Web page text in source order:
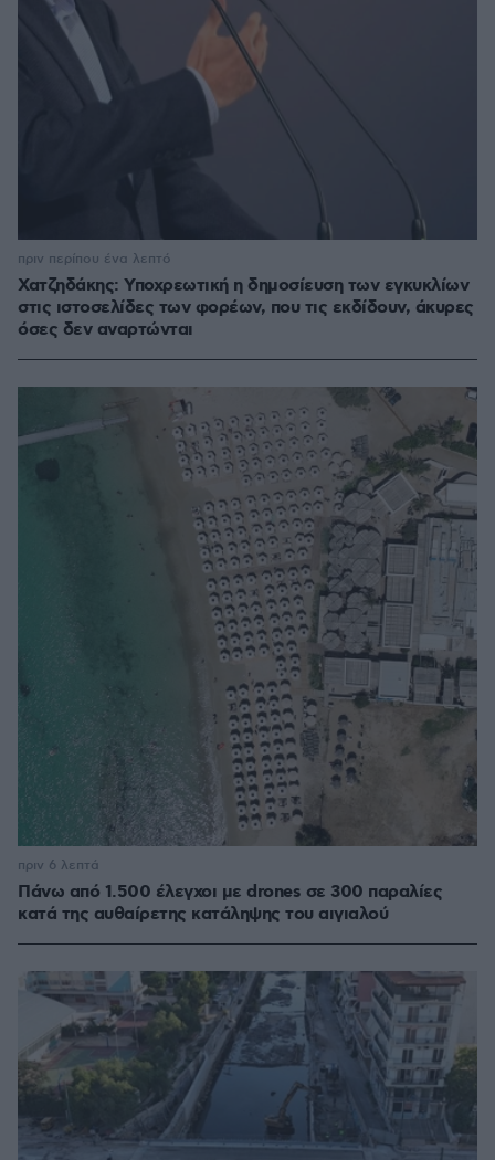
Χατζηδάκης: Υποχρεωτική η δημοσίευση των εγκυκλίων
στις ιστοσελίδες των φορέων, που τις εκδίδουν, άκυρες
όσες δεν αναρτώνται
πριν περίπου ένα λεπτό
Πάνω από 1.500 έλεγχοι με drones σε 300 παραλίες
κατά της αυθαίρετης κατάληψης του αιγιαλού
πριν 6 λεπτά